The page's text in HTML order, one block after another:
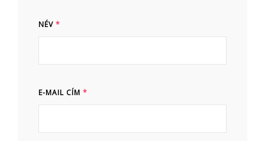
NÉV *
E-MAIL CÍM *